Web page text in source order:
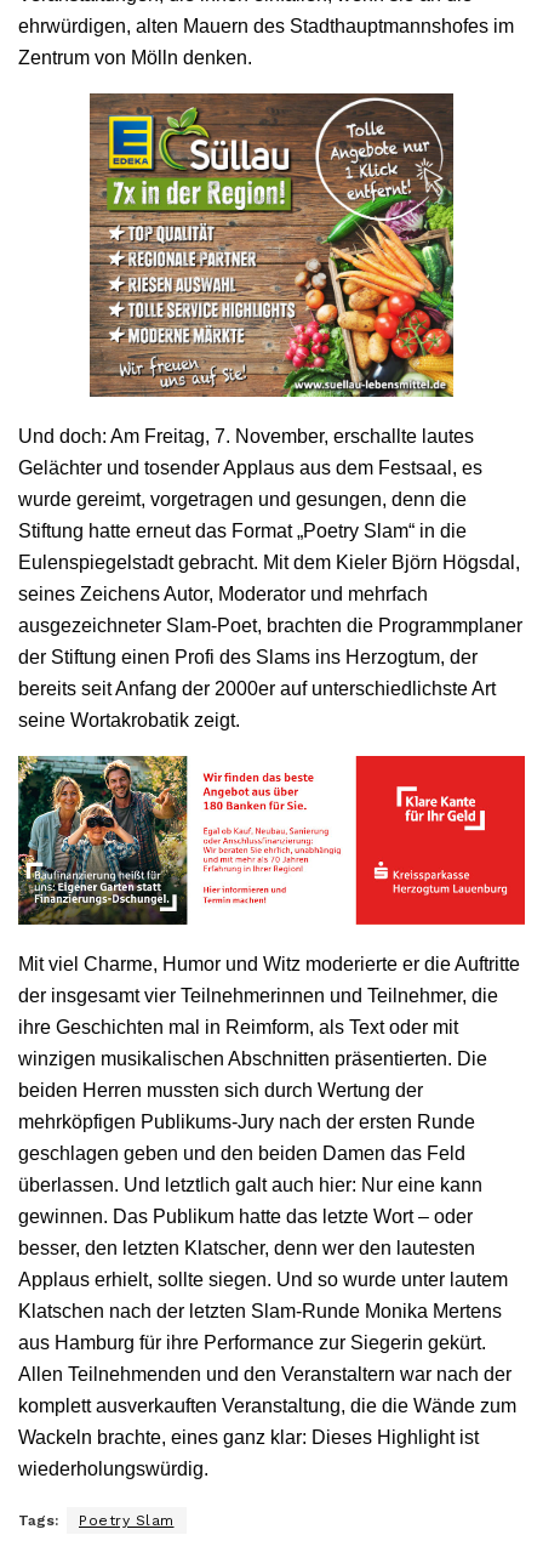
ehrwürdigen, alten Mauern des Stadthauptmannshofes im
Zentrum von Mölln denken.
Und doch: Am Freitag, 7. November, erschallte lautes
Gelächter und tosender Applaus aus dem Festsaal, es
wurde gereimt, vorgetragen und gesungen, denn die
Stiftung hatte erneut das Format „Poetry Slam“ in die
Eulenspiegelstadt gebracht. Mit dem Kieler Björn Högsdal,
seines Zeichens Autor, Moderator und mehrfach
ausgezeichneter Slam-Poet, brachten die Programmplaner
der Stiftung einen Profi des Slams ins Herzogtum, der
bereits seit Anfang der 2000er auf unterschiedlichste Art
seine Wortakrobatik zeigt.
Mit viel Charme, Humor und Witz moderierte er die Auftritte
der insgesamt vier Teilnehmerinnen und Teilnehmer, die
ihre Geschichten mal in Reimform, als Text oder mit
winzigen musikalischen Abschnitten präsentierten. Die
beiden Herren mussten sich durch Wertung der
mehrköpfigen Publikums-Jury nach der ersten Runde
geschlagen geben und den beiden Damen das Feld
überlassen. Und letztlich galt auch hier: Nur eine kann
gewinnen. Das Publikum hatte das letzte Wort – oder
besser, den letzten Klatscher, denn wer den lautesten
Applaus erhielt, sollte siegen. Und so wurde unter lautem
Klatschen nach der letzten Slam-Runde Monika Mertens
aus Hamburg für ihre Performance zur Siegerin gekürt.
Allen Teilnehmenden und den Veranstaltern war nach der
komplett ausverkauften Veranstaltung, die die Wände zum
Wackeln brachte, eines ganz klar: Dieses Highlight ist
wiederholungswürdig.
Tags: Poetry Slam